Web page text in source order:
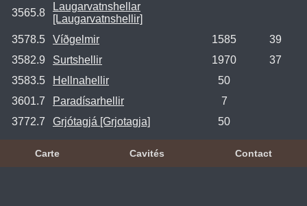
3565.8
Laugarvatnshellar
[Laugarvatnshellir]
3578.5
Víðgelmir 1585
39
3582.9
Surtshellir 1970
37
3583.5
Hellnahellir
50
3601.7
Paradísarhellir
7
3772.7
Grjótagjá [Grjotagja] 50
Carte Cavités Contact